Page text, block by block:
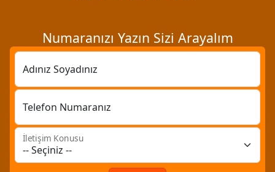
Numaranızı Yazın Sizi Arayalım
Adınız Soyadınız
Telefon Numaranız
İletişim Konusu